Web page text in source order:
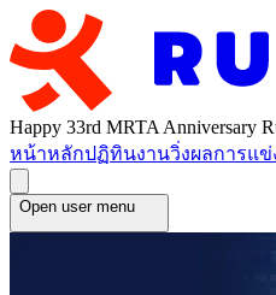
Happy 33rd MRTA Anniversary
หน้าหลักปฏิทินงานวิ่งผลการแ
Open user menu